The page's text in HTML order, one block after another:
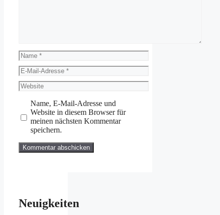
Name
E-
Mail-
Adresse
Website
Name, E-Mail-Adresse und
Website in diesem Browser für
meinen nächsten Kommentar
speichern.
Neuigkeiten